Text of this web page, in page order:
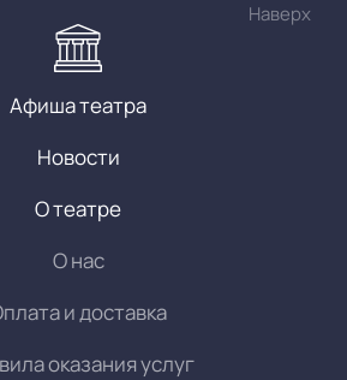
Наверх
Афиша театра
Новости
О театре
О нас
и доставка
оказания услуг